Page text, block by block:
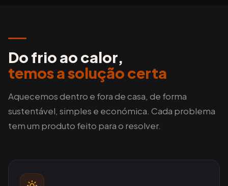
Do frio ao calor,
temos a solução certa
Aquecemos dentro e fora de casa, de forma
sustentável, simples e económica. Cada problema
tem um produto feito para o resolver.